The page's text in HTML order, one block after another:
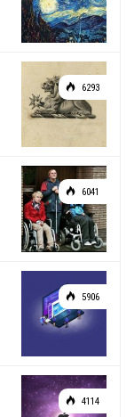
6293
6041
5906
4114